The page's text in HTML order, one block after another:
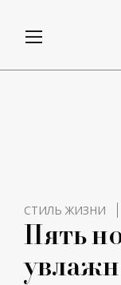
СТИЛЬ ЖИЗНИ
Пять